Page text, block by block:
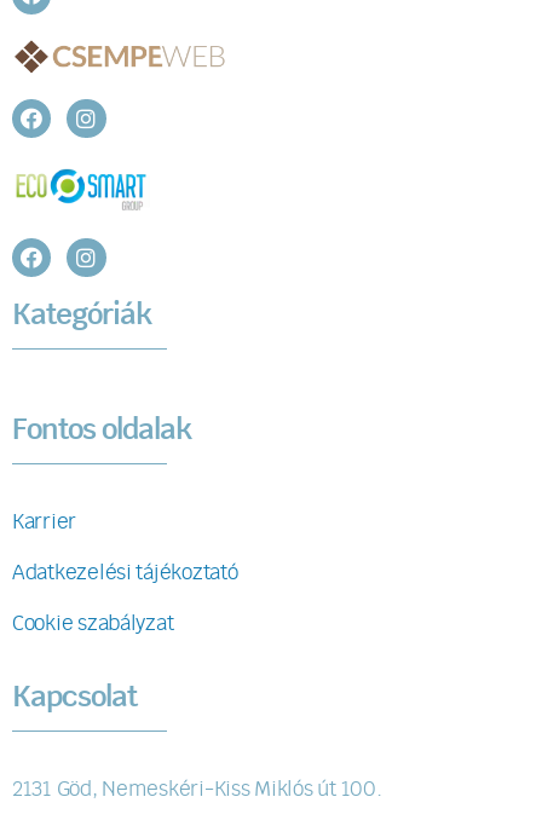
Kategóriák
Fontos oldalak
Karrier
Adatkezelési tájékoztató
Cookie szabályzat
Kapcsolat
2131 Göd, Nemeskéri-Kiss Miklós út 100.